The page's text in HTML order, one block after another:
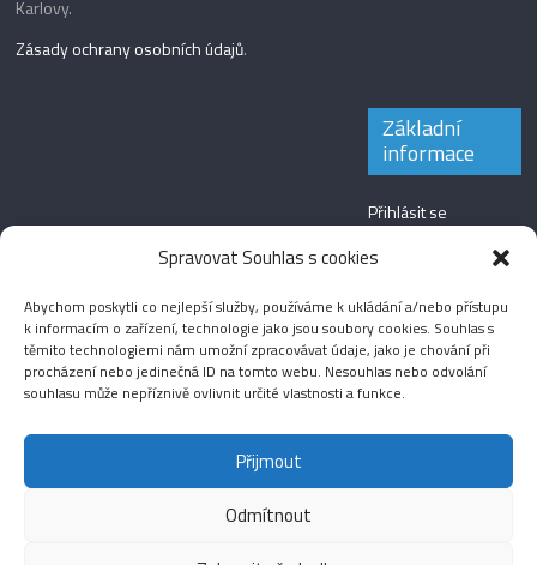
Spravovat Souhlas s cookies
Abychom poskytli co nejlepší služby, používáme k ukládání a/nebo přístupu
k informacím o zařízení, technologie jako jsou soubory cookies. Souhlas s
těmito technologiemi nám umožní zpracovávat údaje, jako je chování při
procházení nebo jedinečná ID na tomto webu. Nesouhlas nebo odvolání
souhlasu může nepříznivě ovlivnit určité vlastnosti a funkce.
Přijmout
Odmítnout
Karlovy.
Zásady ochrany osobních údajů.
Základní
informace
Přihlásit se
Zdroj kanálů
Kanál komentářů
Česká lokalizace
Fotografie Audio